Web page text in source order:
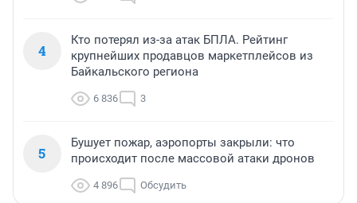
4
Кто потерял из-за атак БПЛА. Рейтинг
крупнейших продавцов маркетплейсов из
Байкальского региона
6 836 3
5
Бушует пожар, аэропорты закрыли: что
происходит после массовой атаки дронов
4 896 Обсудить